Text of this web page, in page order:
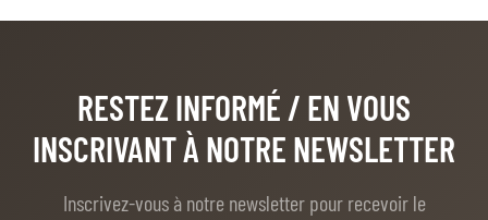
RESTEZ INFORMÉ / EN VOUS
INSCRIVANT À NOTRE NEWSLETTER
Inscrivez-vous à notre newsletter pour recevoir le